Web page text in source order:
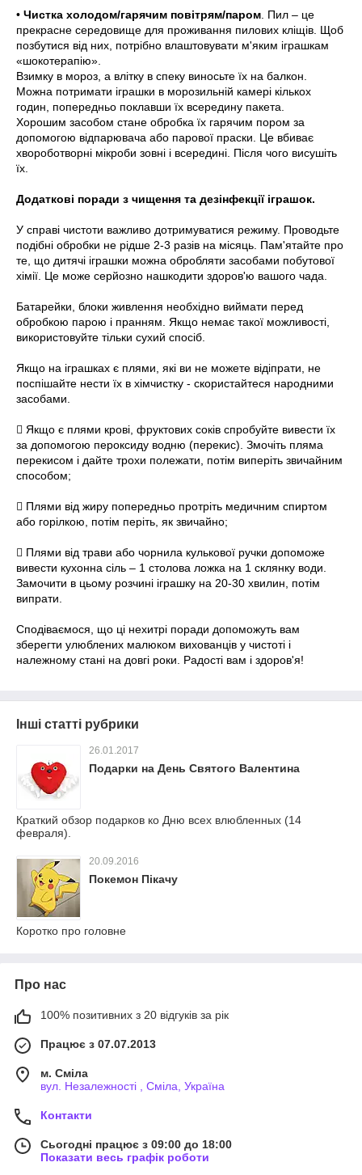
• Чистка холодом/гарячим повітрям/паром . Пил – це
прекрасне середовище для проживання пилових кліщів. Щоб
позбутися від них, потрібно влаштовувати м'яким іграшкам
«шокотерапію».
Взимку в мороз, а влітку в спеку виносьте їх на балкон.
Можна потримати іграшки в морозильній камері кількох
годин, попередньо поклавши їх всередину пакета.
Хорошим засобом стане обробка їх гарячим пором за
допомогою відпарювача або парової праски. Це вбиває
хвороботворні мікроби зовні і всередині. Після чого висушіть
їх.
Додаткові поради з чищення та дезінфекції іграшок.
У справі чистоти важливо дотримуватися режиму. Проводьте
подібні обробки не рідше 2-3 разів на місяць. Пам'ятайте про
те, що дитячі іграшки можна обробляти засобами побутової
хімії. Це може серйозно нашкодити здоров'ю вашого чада.
Батарейки, блоки живлення необхідно виймати перед
обробкою парою і пранням. Якщо немає такої можливості,
використовуйте тільки сухий спосіб.
Якщо на іграшках є плями, які ви не можете відіпрати, не
поспішайте нести їх в хімчистку - скористайтеся народними
засобами.
 Якщо є плями крові, фруктових соків спробуйте вивести їх
за допомогою пероксиду водню (перекис). Змочіть пляма
перекисом і дайте трохи полежати, потім виперіть звичайним
способом;
 Плями від жиру попередньо протріть медичним спиртом
або горілкою, потім періть, як звичайно;
 Плями від трави або чорнила кулькової ручки допоможе
вивести кухонна сіль – 1 столова ложка на 1 склянку води.
Замочити в цьому розчині іграшку на 20-30 хвилин, потім
випрати.
Сподіваємося, що ці нехитрі поради допоможуть вам
зберегти улюблених малюком вихованців у чистоті і
належному стані на довгі роки. Радості вам і здоров'я!
Інші статті рубрики
26.01.2017
Подарки на День Святого Валентина
Краткий обзор подарков ко Дню всех влюбленных (14
февраля).
20.09.2016
Покемон Пікачу
Коротко про головне
Про нас
100% позитивних з 20 відгуків за рік
Працює з 07.07.2013
м. Сміла
вул. Незалежності , Сміла, Україна
Контакти
Сьогодні працює з 09:00 до 18:00
Показати весь графік роботи